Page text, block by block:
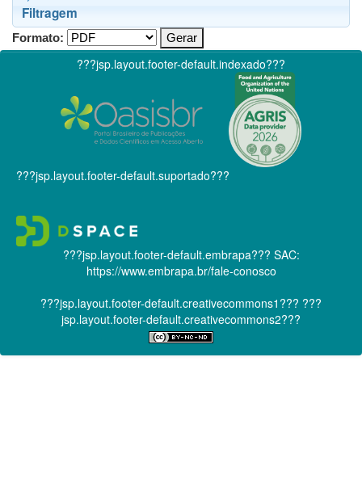
Filtragem
Formato:
???jsp.layout.footer-default.indexado???
???jsp.layout.footer-default.suportado???
???jsp.layout.footer-default.embrapa??? SAC:
https://www.embrapa.br/fale-conosco
???jsp.layout.footer-default.creativecommons1??? ???
jsp.layout.footer-default.creativecommons2???